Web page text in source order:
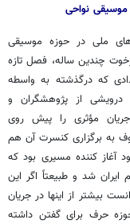
نواحی
ملی در حوزه موسیقی
چندین ساله، فصل تازه
که درگذشته به واسطه
از پژوهشگران و
مؤثری را پیش روی
به برگزاری کنسرت آن هم
آغاز کننده مسیری بود که
ایران شد و طبیعتاً اگر این
بیشتر از اینها در جریان
حرف برای گفتن داشته